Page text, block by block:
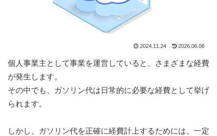
2024.11.24 2026.06.08
個人事業主として事業を運営していると、さまざまな経費
が発生します。
その中でも、ガソリン代は日常的に必要な経費として挙げ
られます。
しかし、ガソリン代を正確に経費計上するためには、一定